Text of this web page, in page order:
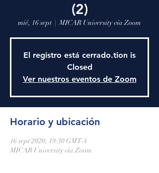
(2)
mié, 16 sept
  |
MICAR University vía Zoom
El registro está cerrado.tion is
Closed
Ver nuestros eventos de Zoom
Horario y ubicación
16 sept 2020, 19:30 GMT-4
MICAR University vía Zoom